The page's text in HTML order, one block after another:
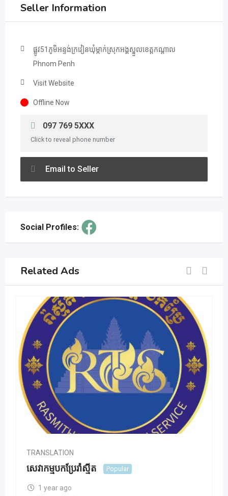
Seller Information
ផ្លូវ51ភូមិអន្ទង់ក្រវៀនឃុំម្កាក់ស្រុកអង្គស្នួលខេត្តកណ្ដាល
Phnom Penh
Visit Website
Offline Now
097 769 5XXX
Click to reveal phone number
Email to Seller
Social Profiles:
Related Ads
TRANSLATION
សេវាកម្មបកប្រែរ៉ាស្មីត Popular
1 year ago